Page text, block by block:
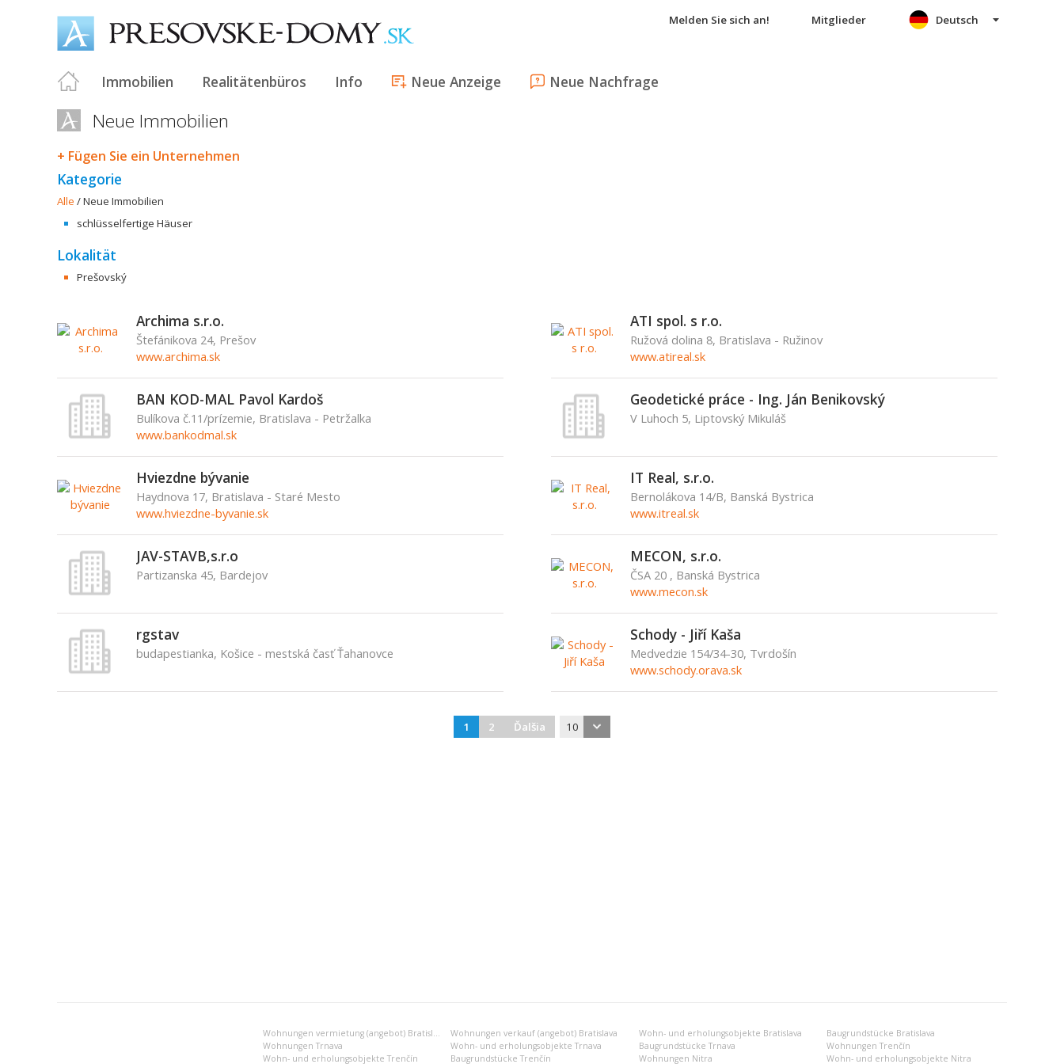
Melden Sie sich an! Mitglieder
Immobilien Realitätenbüros Info Neue Anzeige Neue Nachfrage
Deutsch
Neue Immobilien
+ Fügen Sie ein Unternehmen
Kategorie
Alle /Neue Immobilien
schlüsselfertige Häuser
Lokalität
Prešovský
Archima s.r.o.
Štefánikova 24, Prešov
www.archima.sk
ATI spol. s r.o.
Ružová dolina 8, Bratislava - Ružinov
www.atireal.sk
BAN KOD-MAL Pavol Kardoš
Bulíkova č.11/prízemie, Bratislava - Petržalka
www.bankodmal.sk
Geodetické práce - Ing. Ján Benikovský
V Luhoch 5, Liptovský Mikuláš
Hviezdne bývanie
Haydnova 17, Bratislava - Staré Mesto
www.hviezdne-byvanie.sk
IT Real, s.r.o.
Bernolákova 14/B, Banská Bystrica
www.itreal.sk
JAV-STAVB,s.r.o
Partizanska 45, Bardejov
MECON, s.r.o.
ČSA 20 , Banská Bystrica
www.mecon.sk
rgstav
budapestianka, Košice - mestská časť Ťahanovce
Schody - Jiří Kaša
Medvedzie 154/34-30, Tvrdošín
www.schody.orava.sk
1 2 Ďalšia 10
Wohnungen vermietung (angebot) Bratislava Wohnungen verkauf (angebot) Bratislava Wohn- und erholungsobjekte Bratislava
Baugrundstücke Bratislava
Wohnungen Trnava
Wohn- und erholungsobjekte Trnava Baugrundstücke Trnava
Wohnungen Trenčín
Wohn- und erholungsobjekte Trenčín
Baugrundstücke Trenčín Wohnungen Nitra Wohn- und erholungsobjekte Nitra